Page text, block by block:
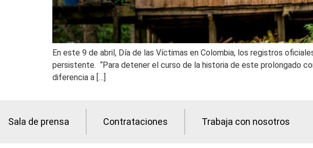
En este 9 de abril, Día de las Víctimas en Colombia, los registros
persistente. “Para detener el curso de la historia de este prolongado
diferencia a […]
Sala de prensa Contrataciones Trabaja con nosotros